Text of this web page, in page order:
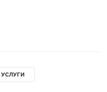
УСЛУГИ